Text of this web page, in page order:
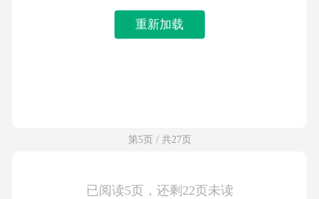
重新加载
第5页 / 共27页
已阅读5页，还剩22页未读